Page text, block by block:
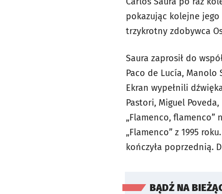
pokazując kolejne
trzykrotny zdobywca
Saura zaprosił do
Paco de Lucía,
Ekran wypełnili
Pastori, Miguel
„Flamenco, flamenco”
„Flamenco” z 1995
kończyła poprzednią.
BĄDŹ NA